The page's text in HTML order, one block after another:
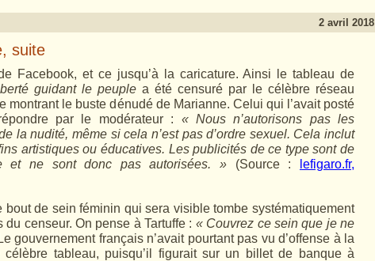
2 avril 2018
suite
Facebook, et ce jusqu’à la caricature. Ainsi le tableau de
guidant le peuple a été censuré par le célèbre réseau
montrant le buste dénudé de Marianne. Celui qui l’avait posté
par le modérateur : « Nous n’autorisons pas les
la nudité, même si cela n’est pas d’ordre sexuel. Cela inclut
artistiques ou éducatives. Les publicités de ce type sont de
et ne sont donc pas autorisées. » (Source :
lefigaro.fr,
bout de sein féminin qui sera visible tombe systématiquement
du censeur. On pense à Tartuffe : « Couvrez ce sein que je ne
Le gouvernement français n’avait pourtant pas vu d’offense à la
célèbre tableau, puisqu’il figurait sur un billet de banque à